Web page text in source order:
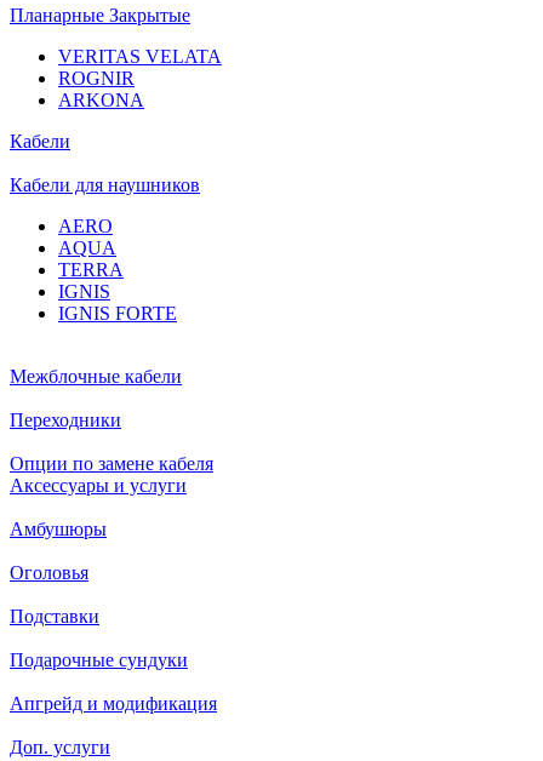
Планарные Закрытые
VERITAS VELATA
ROGNIR
ARKONA
Кабели
Кабели для наушников
AERO
AQUA
TERRA
IGNIS
IGNIS FORTE
Межблочные кабели
Переходники
Опции по замене кабеля
Аксессуары и услуги
Амбушюры
Оголовья
Подставки
Подарочные сундуки
Апгрейд и модификация
Доп. услуги